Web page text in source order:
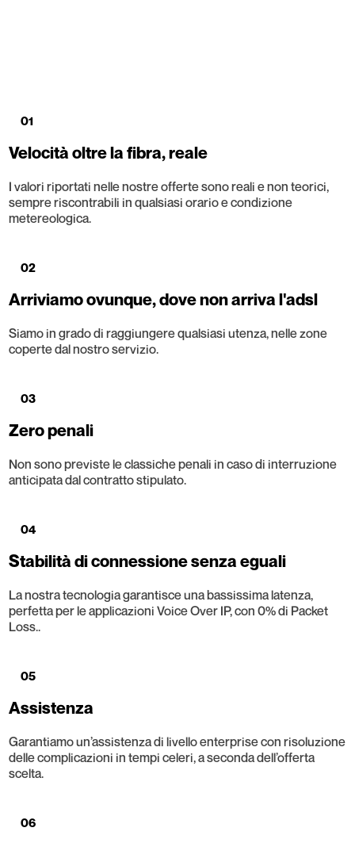
01
Velocità oltre la fibra, reale
I valori riportati nelle nostre offerte sono reali e non teorici,
sempre riscontrabili in qualsiasi orario e condizione
metereologica.
02
Arriviamo ovunque, dove non arriva l'adsl
Siamo in grado di raggiungere qualsiasi utenza, nelle zone
coperte dal nostro servizio.
03
Zero penali
Non sono previste le classiche penali in caso di interruzione
anticipata dal contratto stipulato.
04
Stabilità di connessione senza eguali
La nostra tecnologia garantisce una bassissima latenza,
perfetta per le applicazioni Voice Over IP, con 0% di Packet
Loss..
05
Assistenza
Garantiamo un’assistenza di livello enterprise con risoluzione
delle complicazioni in tempi celeri, a seconda dell’offerta
scelta.
06